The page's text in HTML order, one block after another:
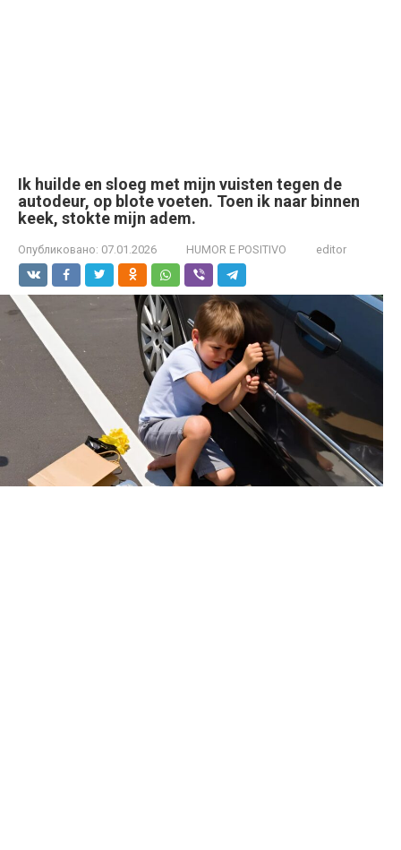
Ik huilde en sloeg met mijn vuisten tegen de
autodeur, op blote voeten. Toen ik naar binnen
keek, stokte mijn adem.
Опубликовано: 07.01.2026 HUMOR E POSITIVO editor